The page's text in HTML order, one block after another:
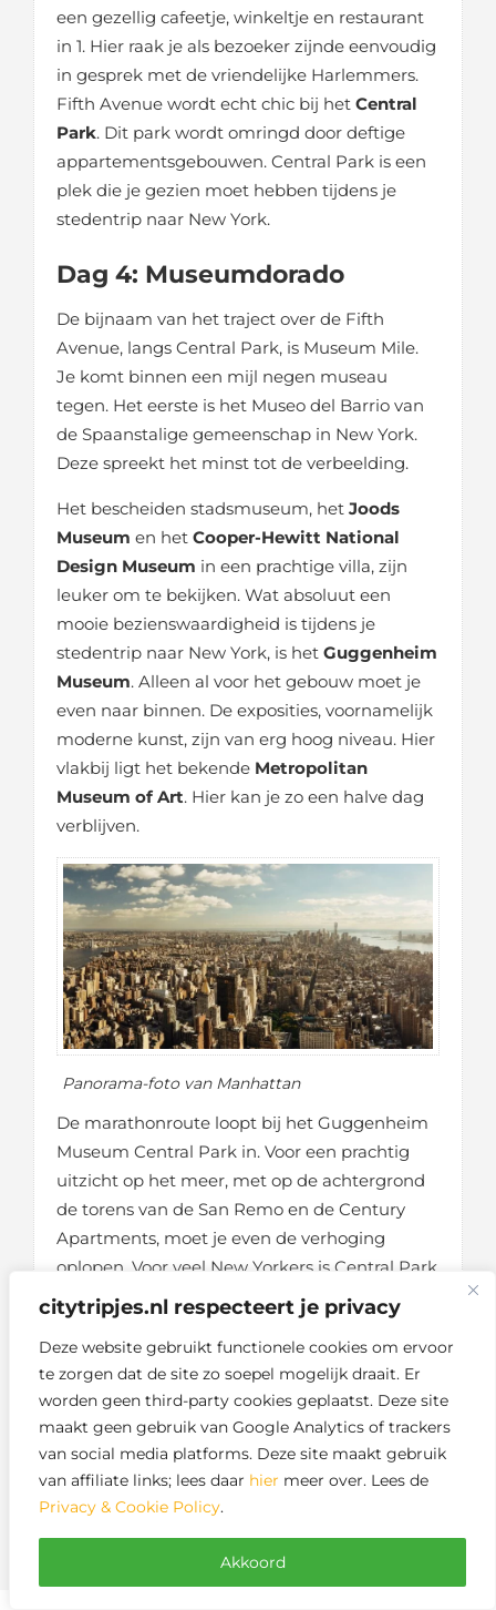
citytripjes.nl respecteert je privacy
Deze website gebruikt functionele cookies om ervoor
te zorgen dat de site zo soepel mogelijk draait. Er
worden geen third-party cookies geplaatst. Deze site
maakt geen gebruik van Google Analytics of trackers
van social media platforms. Deze site maakt gebruik
van affiliate links; lees daar hier meer over. Lees de
Privacy & Cookie Policy.
Akkoord
een gezellig cafeetje, winkeltje en restaurant
in 1. Hier raak je als bezoeker zijnde eenvoudig
in gesprek met de vriendelijke Harlemmers.
Fifth Avenue wordt echt chic bij het Central
Park. Dit park wordt omringd door deftige
appartementsgebouwen. Central Park is een
plek die je gezien moet hebben tijdens je
stedentrip naar New York.
Dag 4: Museumdorado
De bijnaam van het traject over de Fifth
Avenue, langs Central Park, is Museum Mile.
Je komt binnen een mijl negen museau
tegen. Het eerste is het Museo del Barrio van
de Spaanstalige gemeenschap in New York.
Deze spreekt het minst tot de verbeelding.
Het bescheiden stadsmuseum, het Joods
Museum en het Cooper-Hewitt National
Design Museum in een prachtige villa, zijn
leuker om te bekijken. Wat absoluut een
mooie bezienswaardigheid is tijdens je
stedentrip naar New York, is het Guggenheim
Museum. Alleen al voor het gebouw moet je
even naar binnen. De exposities, voornamelijk
moderne kunst, zijn van erg hoog niveau. Hier
vlakbij ligt het bekende Metropolitan
Museum of Art. Hier kan je zo een halve dag
verblijven.
Panorama-foto van Manhattan
De marathonroute loopt bij het Guggenheim
Museum Central Park in. Voor een prachtig
uitzicht op het meer, met op de achtergrond
de torens van de San Remo en de Century
Apartments, moet je even de verhoging
oplopen. Voor veel New Yorkers is Central Park
dé plaats om te sporten. De finish voor de
marathonlopers en het eindpunt van jouw 4-
daagse wandeling is de Tavern on the Green.
Dit is ook een prachtig einde aan een
indrukwekkende stedentrip naar New York.